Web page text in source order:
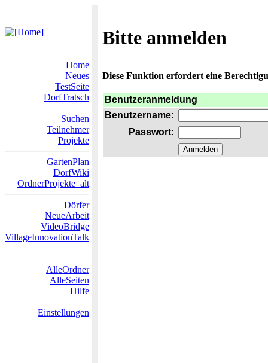
Bitte anmelden
Home
Neues
TestSeite
DorfTratsch
Suchen
Teilnehmer
Projekte
GartenPlan
DorfWiki
OrdnerProjekte_alt
Dörfer
NeueArbeit
VideoBridge
VillageInnovationTalk
AlleOrdner
AlleSeiten
Hilfe
Einstellungen
Diese Funktion erfordert eine
Benutzeranmeldung
Benutzername:
Passwort: